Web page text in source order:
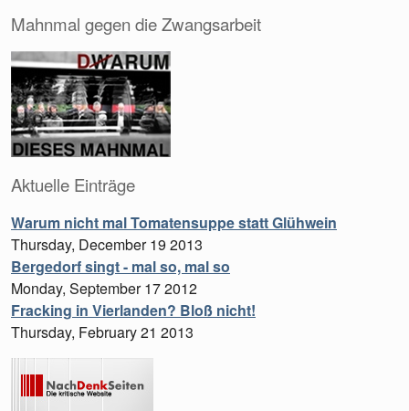
Mahnmal gegen die Zwangsarbeit
Aktuelle Einträge
Warum nicht mal Tomatensuppe statt Glühwein
Thursday, December 19 2013
Bergedorf singt - mal so, mal so
Monday, September 17 2012
Fracking in Vierlanden? Bloß nicht!
Thursday, February 21 2013